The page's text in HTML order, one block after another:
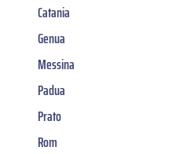
Catania
Genua
Messina
Padua
Prato
Rom